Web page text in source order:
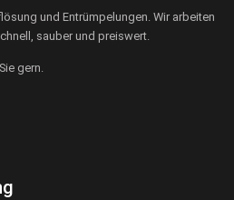
und Entrümpelungen. Wir arbeiten
sauber und preiswert.
gern.